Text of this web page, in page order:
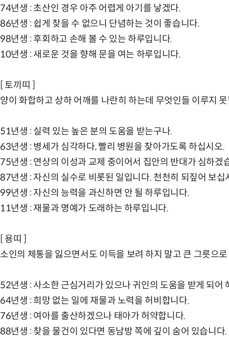
74년생 : 초산인 경우 아주 어렵게 아기를 낳겠다.
86년생 : 쉽게 찾을 수 없으니 단념하는 것이 좋습니다.
98년생 : 후회하고 손해 볼 수 있는 하루입니다.
10년생 : 새로운 것을 향해 문을 여는 하루입니다.
[ 토끼띠 ]
양이 화합하고 상하 어깨를 나란히 하는데 무엇인들 이루지
51년생 : 실력 있는 높은 분의 도움을 받는구나.
63년생 : 병세가 심각하다, 빨리 병원을 찾아가도록 하십시오.
75년생 : 연상의 이성과 교제 중이어서 집안의 반대가 심하겠
87년생 : 자신의 실수로 비롯된 일입니다. 천천히 되짚어 보십
99년생 : 자신의 능력을 과신하면 안 될 하루입니다.
11년생 : 재물과 명예가 도래하는 하루입니다.
[ 용띠 ]
소인의 체통을 잃으면서도 이득을 보려 하지 말고 큰 그릇으
52년생 : 사소한 근심거리가 있으나 귀인의 도움을 받게 되어
64년생 : 희망 없는 일에 재물과 노력을 허비합니다.
76년생 : 여아를 출산하겠으나 태아가 허약합니다.
88년생 : 찾을 물건이 있다면 동남방 쪽에 깊이 숨어 있습니다.